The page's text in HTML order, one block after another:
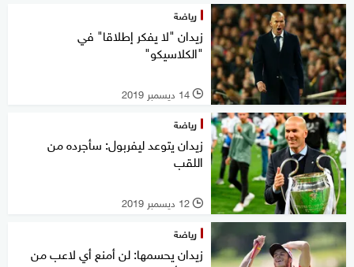
رياضة
زيدان "لا يفكر إطلاقا" في
"الكلاسيكو"
l 14 ديسمبر 2019
رياضة
زيدان يتوعد ليفربول: سأجرده من
اللقب
l 12 ديسمبر 2019
رياضة
زيدان يحسمها: لن أمنع أي لاعب من